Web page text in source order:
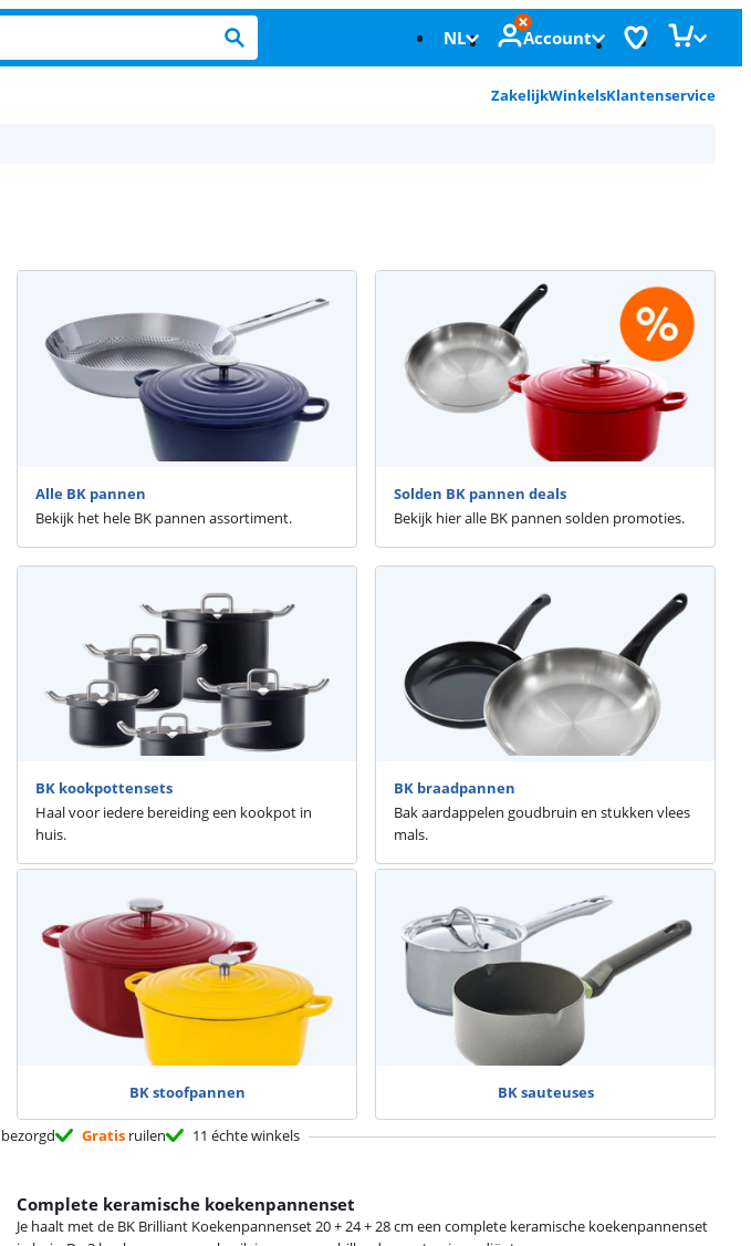
NL Account
ZakelijkWinkelsKlantenservice
Alle BK pannen
Bekijk het hele BK pannen assortiment.
Solden BK pannen deals
Bekijk hier alle BK pannen solden promoties.
BK kookpottensets
Haal voor iedere bereiding een kookpot in
huis.
BK braadpannen
Bak aardappelen goudbruin en stukken vlees
mals.
BK stoofpannen BK sauteuses
bezorgd Gratis ruilen 11 échte winkels
Complete keramische koekenpannenset
Je haalt met de BK Brilliant Koekenpannenset 20 + 24 + 28 cm een complete keramische koekenpannenset